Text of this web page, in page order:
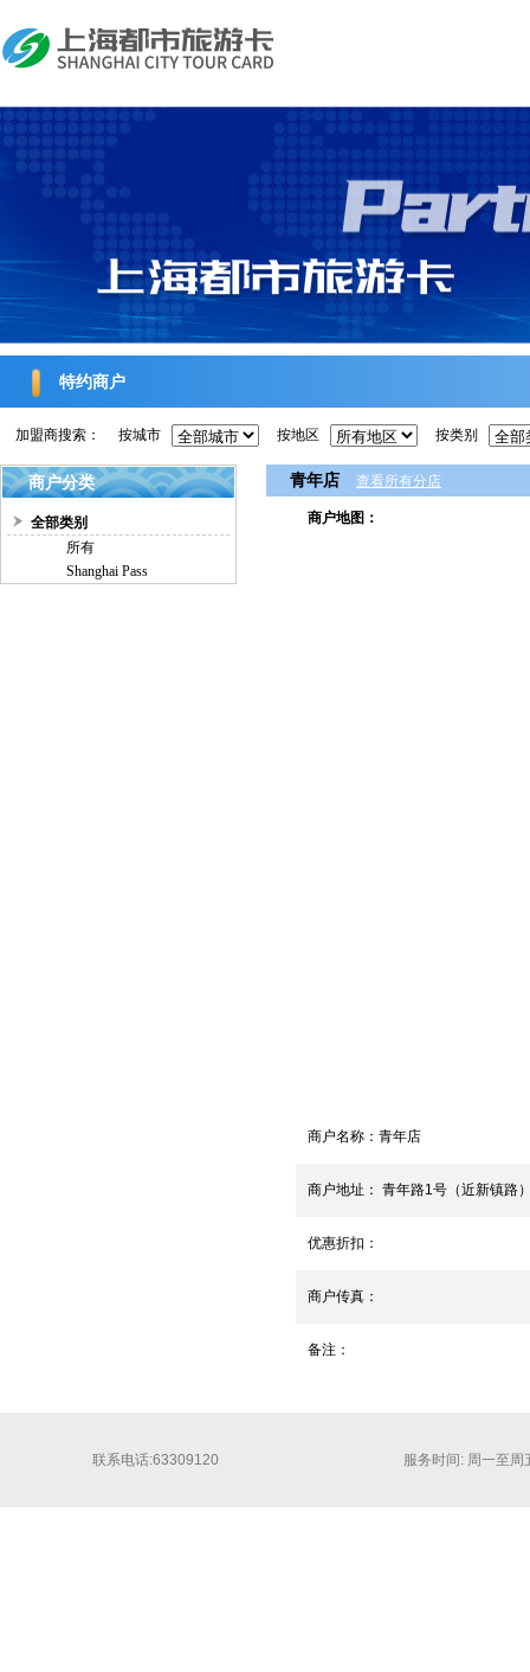
特约商户
加盟商搜索： 按城市 按地区 按类别
商户分类
全部类别
所有
Shanghai Pass
青年店 查看所有分店
商户地图：
商户名称： 青年店
商户地址： 青年路1号（近新镇路
优惠折扣：
商户传真：
备注：
联系电话:63309120 服务时间: 周一至